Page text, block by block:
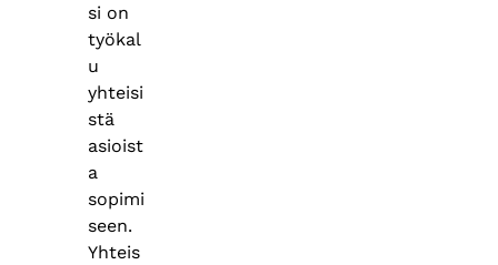
si on
työkal
u
yhteisi
stä
asioist
a
sopimi
seen.
Yhteis